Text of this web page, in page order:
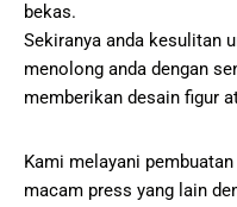
bekas.
Sekiranya anda kesulitan
menolong anda dengan
memberikan desain figur
Kami melayani
macam press yang lain